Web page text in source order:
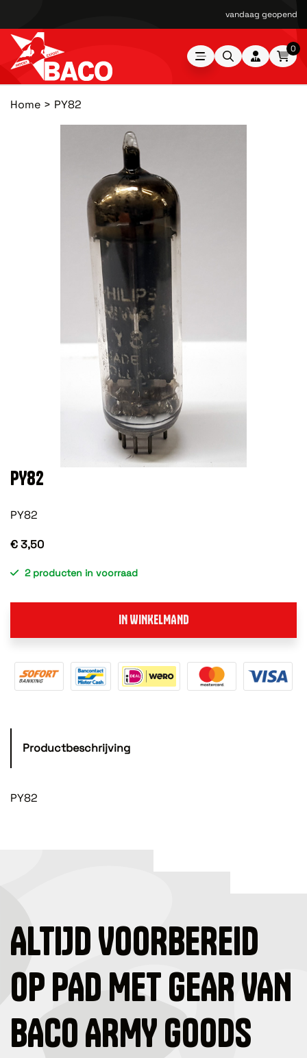
vandaag geopend
0
Home PY82
PY82
PY82
€ 3,50
2 producten in voorraad
IN WINKELMAND
Productbeschrijving
PY82
ALTIJD VOORBEREID
OP PAD MET GEAR VAN
BACO ARMY GOODS